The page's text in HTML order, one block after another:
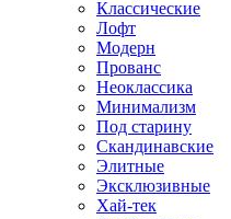
Классические
Лофт
Модерн
Прованс
Неоклассика
Минимализм
Под старину
Скандинавские
Элитные
Эксклюзивные
Хай-тек